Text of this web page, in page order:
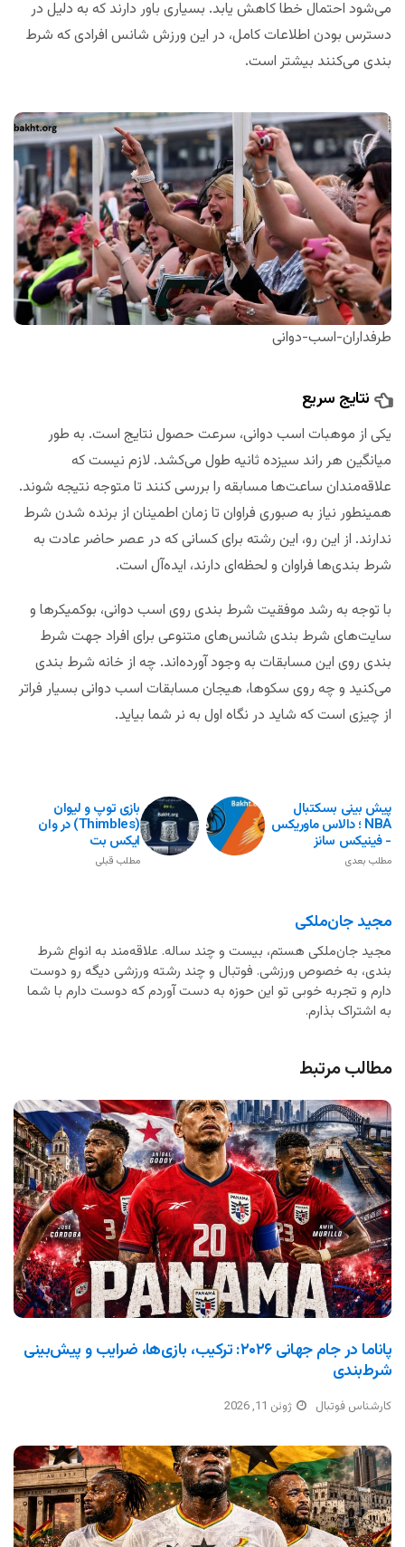
می‌شود احتمال خطا کاهش یابد. بسیاری باور دارند که به دلیل در
دسترس بودن اطلاعات کامل، در این ورزش شانس افرادی که شرط
بندی می‌کنند بیشتر است.
طرفداران-اسب-دوانی
نتایج سریع
یکی از موهبات اسب دوانی، سرعت حصول نتایج است. به طور
میانگین هر راند سیزده ثانیه طول می‌کشد. لازم نیست که
علاقه‌مندان ساعت‌ها مسابقه را بررسی کنند تا متوجه نتیجه شوند.
همینطور نیاز به صبوری فراوان تا زمان اطمینان از برنده شدن شرط
ندارند. از این رو، این رشته برای کسانی که در عصر حاضر عادت به
شرط بندی‌ها فراوان و لحظه‌ای دارند، ایده‌آل است.
با توجه به رشد موفقیت شرط بندی روی اسب دوانی، بوکمیکرها و
سایت‌های شرط بندی شانس‌های متنوعی برای افراد جهت شرط
بندی روی این مسابقات به وجود آورده‌اند. چه از خانه شرط بندی
می‌کنید و چه روی سکوها، هیجان مسابقات اسب دوانی بسیار فراتر
از چیزی است که شاید در نگاه اول به نر شما بیاید.
بازی توپ و لیوان
(Thimbles) در وان
ایکس بت
مطلب قبلی
پیش بینی بسکتبال
NBA ؛ دالاس ماوریکس
- فینیکس سانز
مطلب بعدی
مجید جان‌ملکی
مجید جان‌ملکی هستم، بیست و چند ساله. علاقه‌مند به انواع شرط
بندی، به خصوص ورزشی. فوتبال و چند رشته ورزشی دیگه رو دوست
دارم و تجربه خوبی تو این حوزه به دست آوردم که دوست دارم با شما
به اشتراک بذارم.
مطالب مرتبط
پاناما در جام جهانی ۲۰۲۶: ترکیب، بازی‌ها، ضرایب و پیش‌بینی
شرط‌بندی
کارشناس فوتبال ژوئن 11, 2026